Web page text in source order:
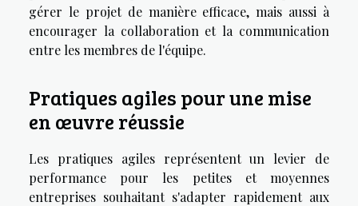
gérer le projet de manière efficace, mais aussi à
encourager la collaboration et la communication
entre les membres de l'équipe.
Pratiques agiles pour une mise
en œuvre réussie
Les pratiques agiles représentent un levier de
performance pour les petites et moyennes
entreprises souhaitant s'adapter rapidement aux